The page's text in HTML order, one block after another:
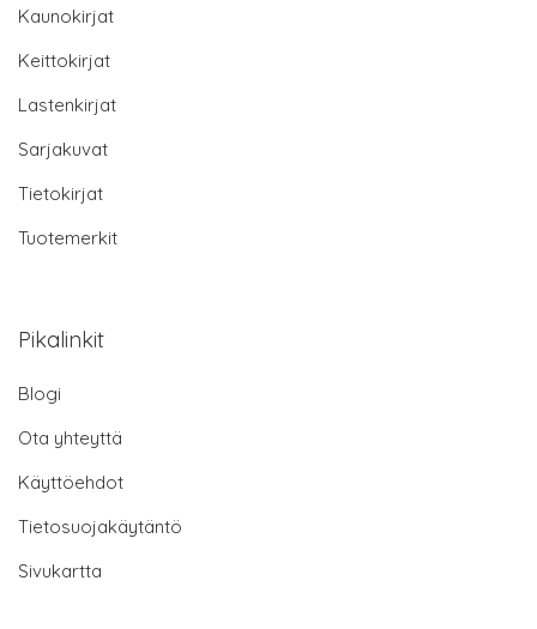
Kaunokirjat
Keittokirjat
Lastenkirjat
Sarjakuvat
Tietokirjat
Tuotemerkit
Pikalinkit
Blogi
Ota yhteyttä
Käyttöehdot
Tietosuojakäytäntö
Sivukartta